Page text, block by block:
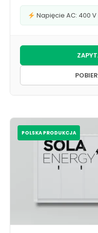
Napięcie AC: 400
POLSKA PRODUKCJA